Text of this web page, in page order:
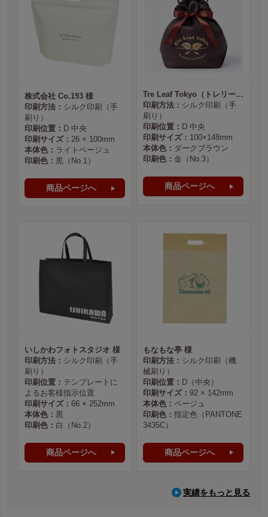
株式会社 Co.193 様
印刷方法： シルク印刷（手
刷り）
印刷位置： D 中央
印刷サイズ： 26 × 100mm
本体色： ライトベージュ
印刷色： 黒（No.1）
商品ページへ
Tre Leaf Tokyo（トレリーフ東京） 様
印刷方法： シルク印刷（手
刷り）
印刷位置： D 中央
印刷サイズ： 100×148mm
本体色： ダークブラウン
印刷色： 金（No.3）
商品ページへ
いしかわフォトスタジオ 様
印刷方法： シルク印刷（手
刷り）
印刷位置： テンプレートに
よるお客様指示位置
印刷サイズ： 66 × 252mm
本体色： 黒
印刷色： 白（No.2）
商品ページへ
もなもな亭 様
印刷方法： シルク印刷（機
械刷り）
印刷位置： D（中央）
印刷サイズ： 92 × 142mm
本体色： ベージュ
印刷色： 指定色（PANTONE
3435C）
商品ページへ
実績をもっと見る